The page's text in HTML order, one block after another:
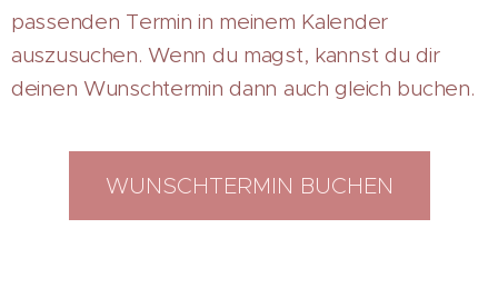
passenden Termin in meinem Kalender
auszusuchen. Wenn du magst, kannst du dir
deinen Wunschtermin dann auch gleich buchen.
WUNSCHTERMIN BUCHEN